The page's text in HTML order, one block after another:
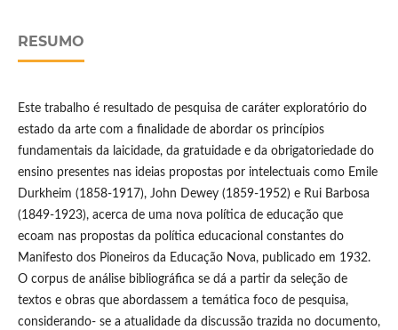
RESUMO
Este trabalho é resultado de pesquisa de caráter exploratório do
estado da arte com a finalidade de abordar os princípios
fundamentais da laicidade, da gratuidade e da obrigatoriedade do
ensino presentes nas ideias propostas por intelectuais como Emile
Durkheim (1858-1917), John Dewey (1859-1952) e Rui Barbosa
(1849-1923), acerca de uma nova política de educação que
ecoam nas propostas da política educacional constantes do
Manifesto dos Pioneiros da Educação Nova, publicado em 1932.
O corpus de análise bibliográfica se dá a partir da seleção de
textos e obras que abordassem a temática foco de pesquisa,
considerando- se a atualidade da discussão trazida no documento,